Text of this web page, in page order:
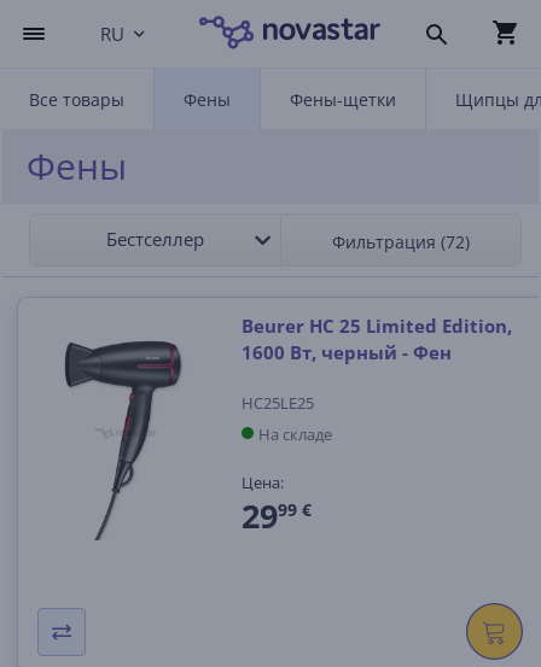
RU
Все товары Фены Фены-щетки Щипцы
Фены
Бестселлер Фильтрация (72)
Beurer HC 25 Limited Edition,
1600 Вт, черный - Фен
HC25LE25
На складе
Цена:
2999 €